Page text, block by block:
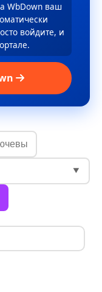
WbDown ваш
войдите, и
▼